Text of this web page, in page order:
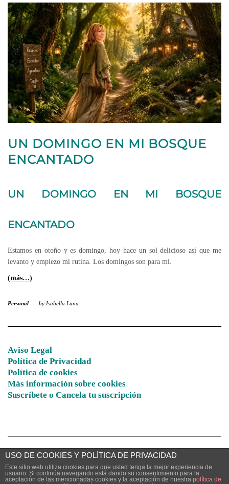
UN DOMINGO EN MI BOSQUE
ENCANTADO
UN DOMINGO EN MI BOSQUE
ENCANTADO
Estamos en otoño y es domingo, hoy hace un sol delicioso así que me
levanto y empiezo mi rutina. Los domingos son para mí.
(más…)
Personal - by Isabella Luna
Aviso Legal
Política de Privacidad
Política de cookies
Más información sobre cookies
Suscríbete o Cancela tu suscripción
Copyright © 2026El Espíritu del Bosque Encantado
USO DE COOKIES Y POLÍTICA DE PRIVACIDAD
Este sitio web utiliza cookies para que usted tenga la mejor experiencia de
usuario. Si continúa navegando está dando su consentimiento para la
aceptación de las mencionadas cookies y la aceptación de nuestra política de